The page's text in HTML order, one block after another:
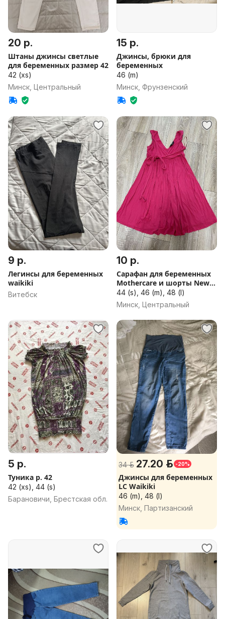
20 р.
Штаны джинсы светлые
для беременных размер 42
42 (xs)
Минск, Центральный
15 р.
Джинсы, брюки для
беременных
46 (m)
Минск, Фрунзенский
9 р.
Легинсы для беременных
waikiki
Витебск
10 р.
Сарафан для беременных
Mothercare и шорты New
form
44 (s), 46 (m), 48 (l)
Минск, Центральный
5 р.
Туника р. 42
42 (xs), 44 (s)
Барановичи, Брестская обл.
34 р. 27.20 р. -20%
Джинсы для беременных
LC Waikiki
46 (m), 48 (l)
Минск, Партизанский